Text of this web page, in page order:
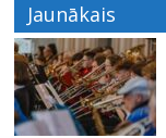
Jaunākais